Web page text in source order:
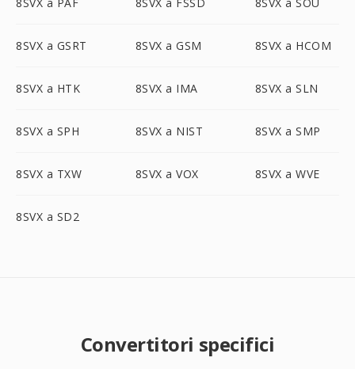
8SVX a GSRT 8SVX a GSM 8SVX a HCOM
8SVX a HTK 8SVX a IMA 8SVX a SLN
8SVX a SPH 8SVX a NIST 8SVX a SMP
8SVX a TXW 8SVX a VOX 8SVX a WVE
8SVX a SD2
Convertitori specifici